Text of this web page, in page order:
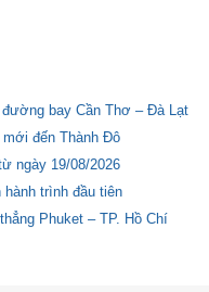
bay Cần Thơ – Đà Lạt
đến Thành Đô
ngày 19/08/2026
trình đầu tiên
Phuket – TP. Hồ Chí